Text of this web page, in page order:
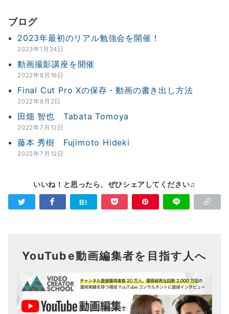
ブログ
2023年最初のリアル勉強会を開催！
2023年1月24日
動画撮影講座を開催
2022年8月16日
Final Cut Pro Xの保存・動画の書き出し方法
2022年8月2日
田畑 智也 Tabata Tomoya
2022年7月12日
藤本 秀樹 Fujimoto Hideki
2022年7月12日
いいね！と思ったら、ぜひシェアしてください♫
YouTube動画編集者を目指す人へ